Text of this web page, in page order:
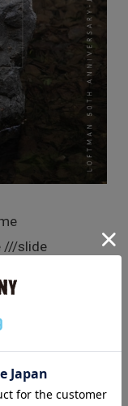
///slide
3(25.0-25.5c
6(28.0-28.5c